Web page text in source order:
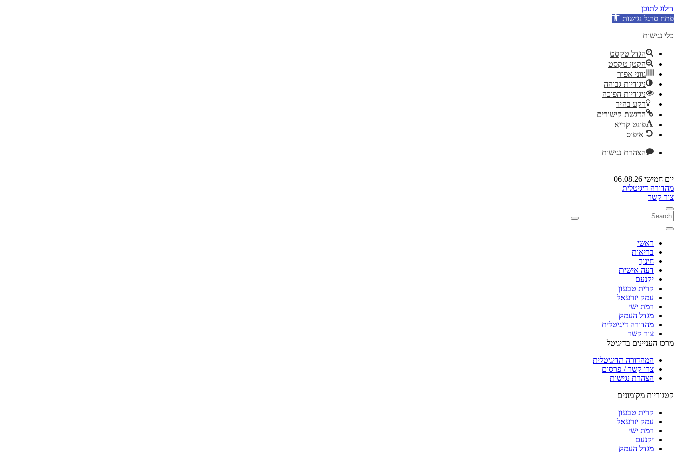
דילוג לתוכן
פתח סרגל נגישות
כלי נגישות
הגדל טקסט
הקטן טקסט
גווני אפור
ניגודיות גבוהה
ניגודיות הפוכה
רקע בהיר
הדגשת קישורים
פונט קריא
איפוס
הצהרת נגישות
יום חמישי 06.08.26
מהדורה דיגיטלית
צור קשר
ראשי
בריאות
חינוך
דעה אישית
יקנעם
קרית טבעון
עמק יזרעאל
רמת ישי
מגדל העמק
מהדורה דיגיטלית
צור קשר
מרכז העניינים בדיגיטל
המהדורה הדיגיטלית
צרו קשר / פרסום
הצהרת נגישות
קטגוריות מקומונים
קרית טבעון
עמק יזרעאל
רמת ישי
יקנעם
מגדל העמק